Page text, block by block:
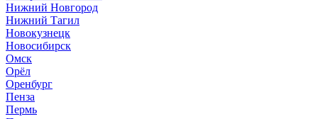
Нижний Новгород
Нижний Тагил
Новокузнецк
Новосибирск
Омск
Орёл
Оренбург
Пенза
Пермь